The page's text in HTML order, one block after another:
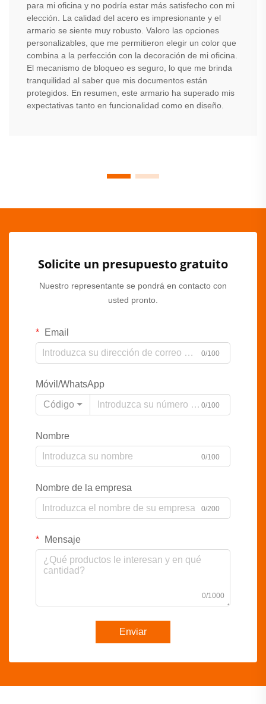
para mi oficina y no podría estar más satisfecho con mi
elección. La calidad del acero es impresionante y el
armario se siente muy robusto. Valoro las opciones
personalizables, que me permitieron elegir un color que
combina a la perfección con la decoración de mi oficina.
El mecanismo de bloqueo es seguro, lo que me brinda
tranquilidad al saber que mis documentos están
protegidos. En resumen, este armario ha superado mis
expectativas tanto en funcionalidad como en diseño.
Solicite un presupuesto gratuito
Nuestro representante se pondrá en contacto con
usted pronto.
Email
0/100
Móvil/WhatsApp
Código
0/100
Nombre
0/100
Nombre de la empresa
0/200
Mensaje
0/1000
Enviar